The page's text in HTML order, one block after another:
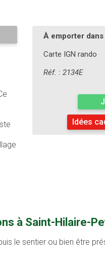
À emporter
Carte IGN rando
Réf. : 2134E
Idées
à Saint-Hilaire-
le sentier ou bien être